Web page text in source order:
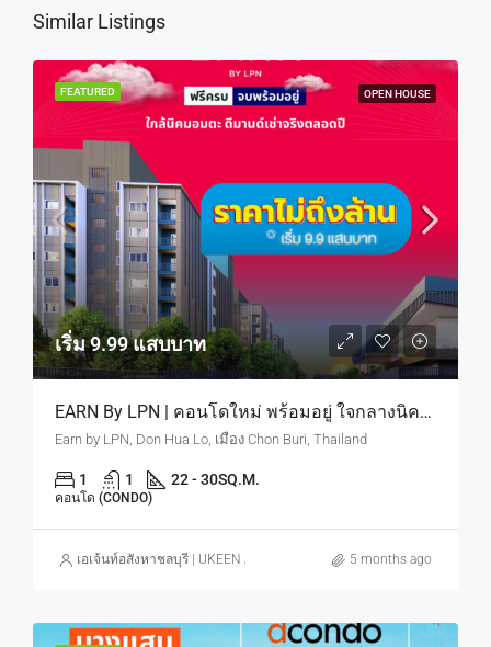
Similar Listings
FEATURED OPEN HOUSE
เริ่ม 9.99 แสบบาท
EARN By LPN | คอนโดใหม่ พร้อมอยู่ ใจกลางนิคมอมตะ ดีมานด์คนทำงานนิคม มีจริงตลอดปี เริ่ม 9.9 แสบบาท
Earn by LPN, Don Hua Lo, เมือง Chon Buri, Thailand
1 1 22 - 30SQ.M.
คอนโด (CONDO)
เอเจ้นท์อสังหาชลบุรี | UKEEN ASSET CO., LTD. 5 months ago